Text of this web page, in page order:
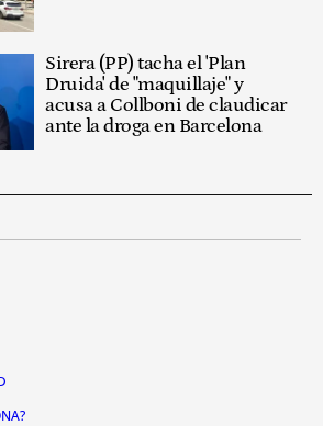
Sirera (PP) tacha el 'Plan
Druida' de "maquillaje" y
acusa a Collboni de claudicar
ante la droga en Barcelona